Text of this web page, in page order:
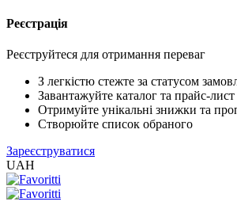
Реєстрація
Реєструйтеся для отримання переваг
З легкістю стежте за статусом
Завантажуйте каталог та прайс-лист
Отримуйте унікальні знижки та
Створюйте список обраного
Зареєструватися
UAH
XLS
EXCEL
(Розн.)
XLS
EXCEL
2005
(Опт)